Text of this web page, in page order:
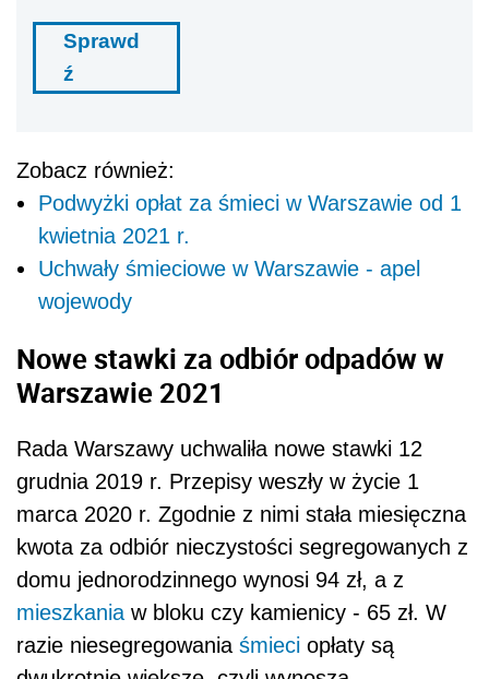
Sprawd
ź
Zobacz również:
Podwyżki opłat za śmieci w Warszawie od 1
kwietnia 2021 r.
Uchwały śmieciowe w Warszawie - apel
wojewody
Nowe stawki za odbiór odpadów w
Warszawie 2021
Rada Warszawy uchwaliła nowe stawki 12
grudnia 2019 r. Przepisy weszły w życie 1
marca 2020 r. Zgodnie z nimi stała miesięczna
kwota za odbiór nieczystości segregowanych z
domu jednorodzinnego wynosi 94 zł, a z
mieszkania w bloku czy kamienicy - 65 zł. W
razie niesegregowania śmieci opłaty są